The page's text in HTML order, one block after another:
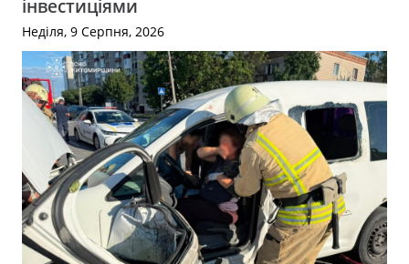
інвестиціями
Неділя, 9 Серпня, 2026